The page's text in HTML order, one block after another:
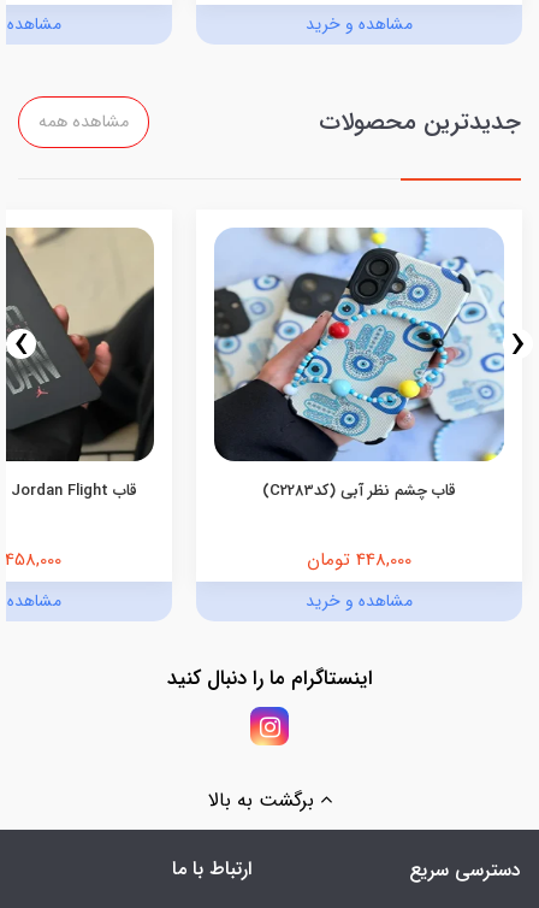
مشاهده و خرید مشاهده
جدیدترین محصولات مشاهده همه
قاب چشم نظر آبی (کدC2283)
448,000 تومان
مشاهده و خرید
قاب Jordan Flight اندروید (کدC2055)
458,000 تومان
مشاهده
‹
›
اینستاگرام ما را دنبال کنید
برگشت به بالا
دسترسی سریع ارتباط با ما